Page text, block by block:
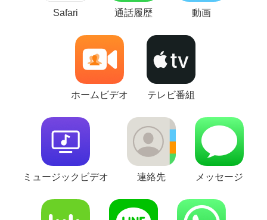
Safari 通話履歴 動画
ホームビデオ テレビ番組
ミュージックビデオ 連絡先 メッセージ